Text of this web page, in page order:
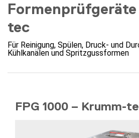
tec
Für Reinigung, Spülen, Druck- und
Kühlkanälen und Spritzgussformen
FPG 1000 – Krumm-